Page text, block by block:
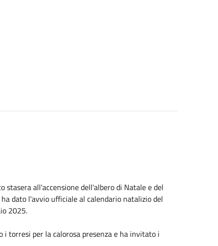
stasera all'accensione dell'albero di Natale e del
dato l'avvio ufficiale al calendario natalizio del
2025.
torresi per la calorosa presenza e ha invitato i